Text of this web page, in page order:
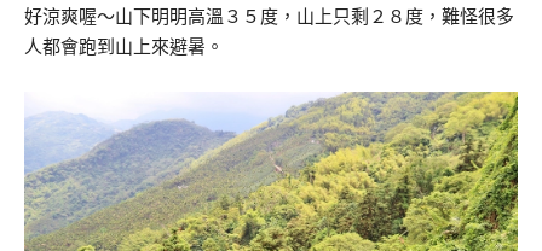
好涼爽喔～山下明明高溫３５度，山上只剩２８度，難怪很多
人都會跑到山上來避暑。